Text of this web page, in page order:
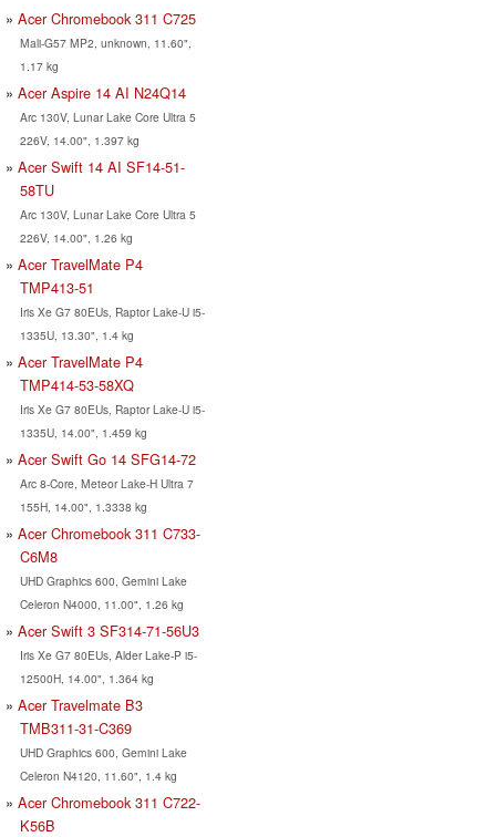
Acer Chromebook 311 C725
Mali-G57 MP2, unknown, 11.60",
1.17 kg
Acer Aspire 14 AI N24Q14
Arc 130V, Lunar Lake Core Ultra 5
226V, 14.00", 1.397 kg
Acer Swift 14 AI SF14-51-
58TU
Arc 130V, Lunar Lake Core Ultra 5
226V, 14.00", 1.26 kg
Acer TravelMate P4
TMP413-51
Iris Xe G7 80EUs, Raptor Lake-U i5-
1335U, 13.30", 1.4 kg
Acer TravelMate P4
TMP414-53-58XQ
Iris Xe G7 80EUs, Raptor Lake-U i5-
1335U, 14.00", 1.459 kg
Acer Swift Go 14 SFG14-72
Arc 8-Core, Meteor Lake-H Ultra 7
155H, 14.00", 1.3338 kg
Acer Chromebook 311 C733-
C6M8
UHD Graphics 600, Gemini Lake
Celeron N4000, 11.00", 1.26 kg
Acer Swift 3 SF314-71-56U3
Iris Xe G7 80EUs, Alder Lake-P i5-
12500H, 14.00", 1.364 kg
Acer Travelmate B3
TMB311-31-C369
UHD Graphics 600, Gemini Lake
Celeron N4120, 11.60", 1.4 kg
Acer Chromebook 311 C722-
K56B